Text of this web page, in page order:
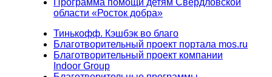
Программа помощи детям Свердловской
области «Росток добра»
Тинькофф. Кэшбэк во благо
Благотворительный проект портала mos.ru
Благотворительный проект компании
Indoor Group